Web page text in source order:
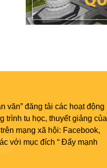
văn” đăng tải các hoạt động
trình tu học, thuyết giảng của
mạng xã hội: Facebook,
với mục đích “ Đẩy mạnh